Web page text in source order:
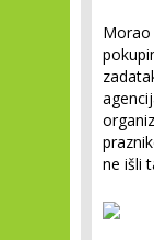
Morao
ne išli